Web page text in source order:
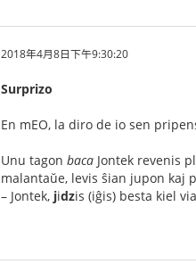
2018年4月8日下午9:30:20
Surprizo
En mEO, la diro de io sen
Unu tagon baca Jontek revenis
malantaŭe, levis ŝian jupon kaj
– Jontek, jidzis (iĝis) besta kiel